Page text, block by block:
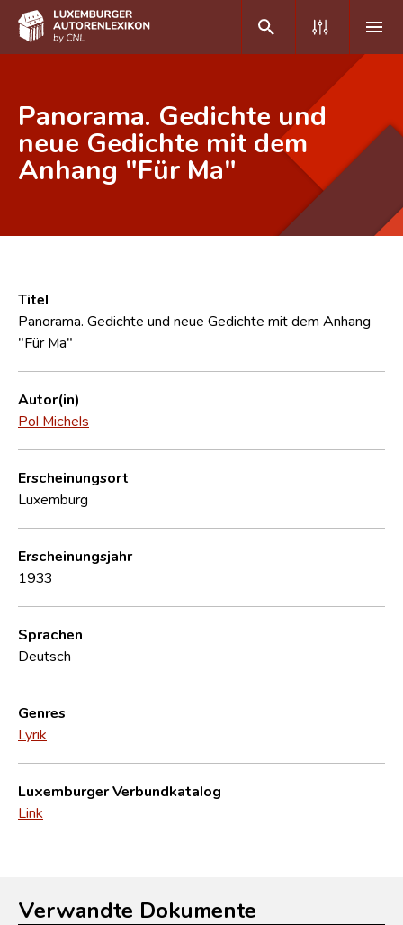
DE FR
Home
Erweiterte Suche
CNL
Forschungsgruppe
Panorama. Gedichte und
neue Gedichte mit dem
Anhang "Für Ma"
Titel
Panorama. Gedichte und neue Gedichte mit dem Anhang
"Für Ma"
Autor(in)
Pol Michels
Erscheinungsort
Luxemburg
Erscheinungsjahr
1933
Sprachen
Deutsch
Genres
Lyrik
Luxemburger Verbundkatalog
Link
Verwandte Dokumente